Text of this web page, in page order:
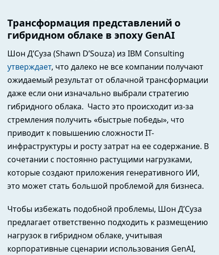
Трансформация представлений о
гибридном облаке в эпоху GenAI
Шон Д’Суза (Shawn D’Souza) из IBM Consulting
утверждает, что далеко не все компании получают
ожидаемый результат от облачной трансформации
даже если они изначально выбрали стратегию
гибридного облака. Часто это происходит из-за
стремления получить «быстрые победы», что
приводит к повышению сложности IT-
инфраструктуры и росту затрат на ее содержание. В
сочетании с постоянно растущими нагрузками,
которые создают приложения генеративного ИИ,
это может стать большой проблемой для бизнеса.
Чтобы избежать подобной проблемы, Шон Д’Суза
предлагает ответственно подходить к размещению
нагрузок в гибридном облаке, учитывая
корпоративные сценарии использования GenAI,